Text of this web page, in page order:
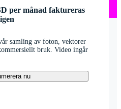
per månad faktureras
samling av foton, vektorer
bruk. Video ingår
nu